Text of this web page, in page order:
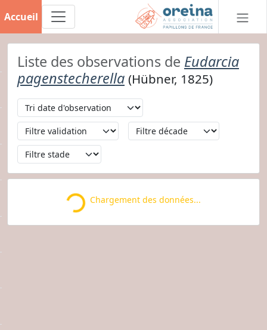
Accueil
Liste des observations de Eudarcia
pagenstecherella (Hübner, 1825)
Loading... Chargement des données...